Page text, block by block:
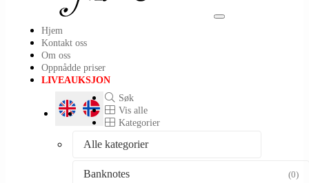
Toggle
Hjem
Kontakt oss
Om oss
Oppnådde priser
LIVEAUKSJON
Søk
Vis alle
Kategorier
Alle kategorier
Banknotes (0)